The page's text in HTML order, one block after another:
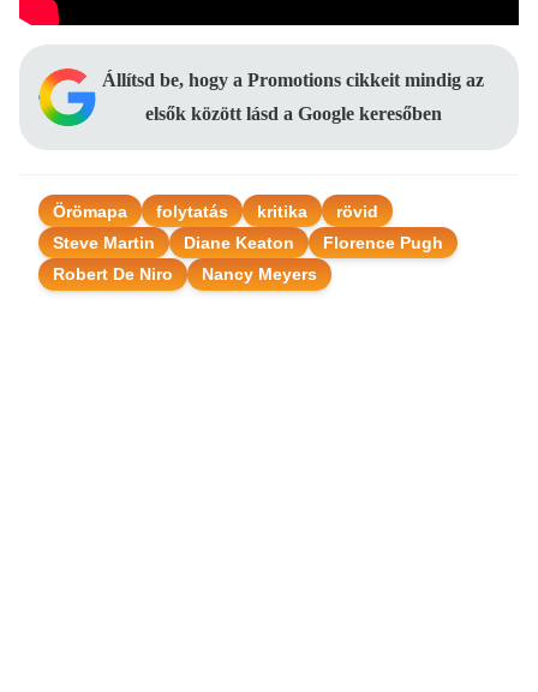
Állítsd be, hogy a Promotions cikkeit mindig az
elsők között lásd a Google keresőben
Örömapa folytatás kritika
rövid
Steve Martin
Diane Keaton
Florence Pugh
Robert De Niro
Nancy Meyers